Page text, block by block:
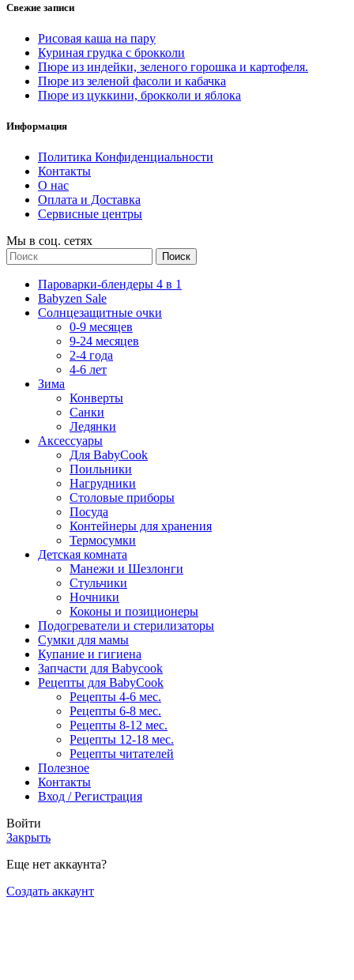
Свежие записи
Рисовая каша на пару
Куриная грудка с брокколи
Пюре из индейки, зеленого горошка и картофеля.
Пюре из зеленой фасоли и кабачка
Пюре из цуккини, брокколи и яблока
Информация
Политика Конфиденциальности
Контакты
О нас
Оплата и Доставка
Сервисные центры
Мы в соц. сетях
Поиск
Пароварки-блендеры 4 в 1
Babyzen Sale
Солнцезащитные очки
0-9 месяцев
9-24 месяцев
2-4 года
4-6 лет
Зима
Конверты
Санки
Ледянки
Аксессуары
Для BabyCook
Поильники
Нагрудники
Столовые приборы
Посуда
Контейнеры для хранения
Термосумки
Детская комната
Манежи и Шезлонги
Стульчики
Ночники
Коконы и позиционеры
Подогреватели и стерилизаторы
Сумки для мамы
Купание и гигиена
Запчасти для Babycook
Рецепты для BabyCook
Рецепты 4-6 мес.
Рецепты 6-8 мес.
Рецепты 8-12 мес.
Рецепты 12-18 мес.
Рецепты читателей
Полезное
Контакты
Вход / Регистрация
Войти
Закрыть
Еще нет аккаунта?
Создать аккаунт